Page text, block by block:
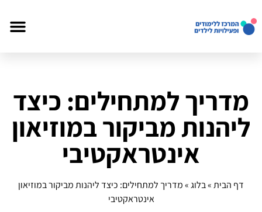
מדריך למתחילים: כיצד
ליהנות מביקור במוזיאון
אינטראקטיבי
דף הבית»בלוג»מדריך למתחילים: כיצד ליהנות מביקור במוזיאון
אינטראקטיבי